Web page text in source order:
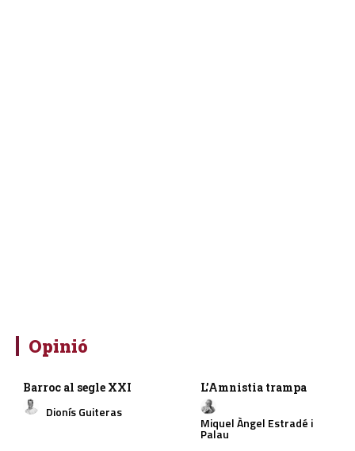
Opinió
Barroc al segle XXI
Dionís Guiteras
L’Amnistia trampa
Miquel Àngel Estradé i
Palau